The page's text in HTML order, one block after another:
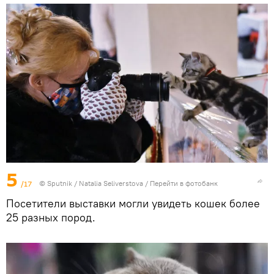
5 /17 © Sputnik / Natalia Seliverstova / Перейти в фотобанк
Посетители выставки могли увидеть кошек более
25 разных пород.